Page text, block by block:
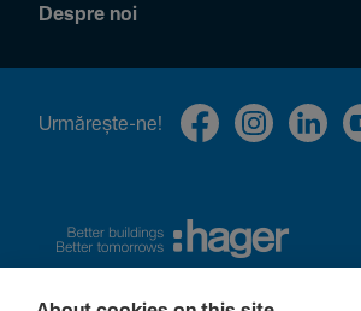
Despre noi
Urmă­rește-ne!